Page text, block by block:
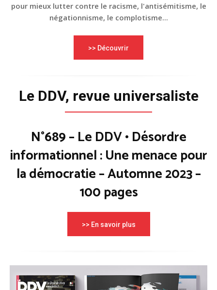
pour mieux lutter contre le racisme, l'antisémitisme, le
négationnisme, le complotisme...
>> Découvrir
Le DDV, revue universaliste
N°689 – Le DDV • Désordre
informationnel : Une menace pour
la démocratie – Automne 2023 –
100 pages
>> En savoir plus